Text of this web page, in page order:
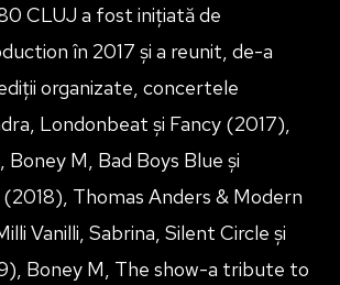
CLUJ a fost inițiată de
în 2017 și a reunit, de-a
organizate, concertele
Londonbeat și Fancy (2017),
Boney M, Bad Boys Blue și
Thomas Anders & Modern
Vanilli, Sabrina, Silent Circle și
Boney M, The show-a tribute to